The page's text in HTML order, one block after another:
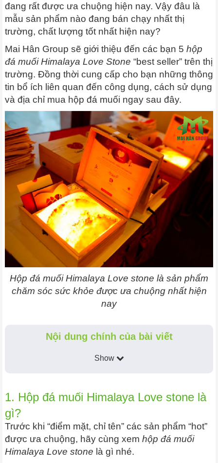
đang rất được ưa chuộng hiện nay. Vậy đâu là
mẫu sản phẩm nào đang bán chạy nhất thị
trường, chất lượng tốt nhất hiện nay?
Mai Hân Group sẽ giới thiệu đến các bạn 5 hộp
đá muối Himalaya Love Stone “best seller” trên thị
trường. Đồng thời cung cấp cho bạn những thông
tin bổ ích liên quan đến công dụng, cách sử dụng
và địa chỉ mua hộp đá muối ngay sau đây.
Hộp đá muối Himalaya Love stone là sản phẩm
chăm sóc sức khỏe được ưa chuộng nhất hiện
nay
Nội dung chính của bài viết
Show
1. Hộp đá muối Himalaya Love stone là
gì?
Trước khi “điểm mặt, chỉ tên” các sản phẩm “hot”
được ưa chuộng, hãy cùng xem hộp đá muối
Himalaya Love stone là gì nhé.